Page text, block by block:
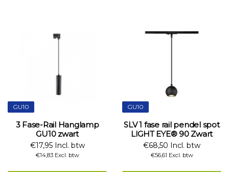
GU10
3 Fase-Rail Hanglamp
GU10 zwart
€17,95 Incl. btw
€14,83 Excl. btw
GU10
SLV 1 fase rail pendel spot
LIGHT EYE® 90 Zwart
€68,50 Incl. btw
€56,61 Excl. btw